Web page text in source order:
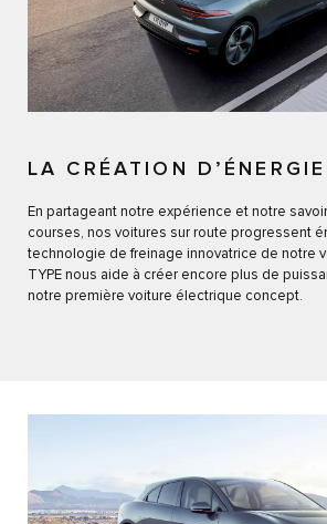
LA CRÉATION D’ÉNERGIE
En partageant notre expérience et notre
courses, nos voitures sur route progressent
technologie de freinage innovatrice de notre
TYPE nous aide à créer encore plus de
notre première voiture électrique concept.